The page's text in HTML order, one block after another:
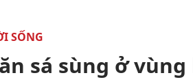
SỐNG
sá sùng ở